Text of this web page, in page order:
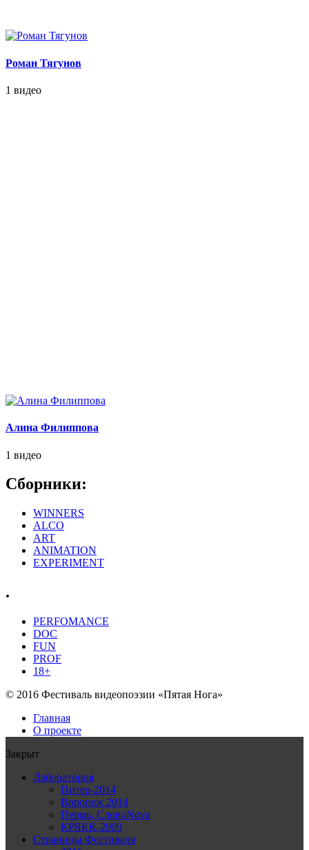
Роман Тягунов
1 видео
Алина Филиппова
1 видео
Сборники:
WINNERS
ALCO
ART
ANIMATION
EXPERIMENT
.
PERFOMANCE
DOC
FUN
PROF
18+
© 2016 Фестиваль видеопоэзии «Пятая Нога»
Главная
О проекте
Закрыт
Лаборатория
Питер-2014
Воронеж 2014
Пермь, СловоNova
КРЯКК-2009
Страницы Фестиваля